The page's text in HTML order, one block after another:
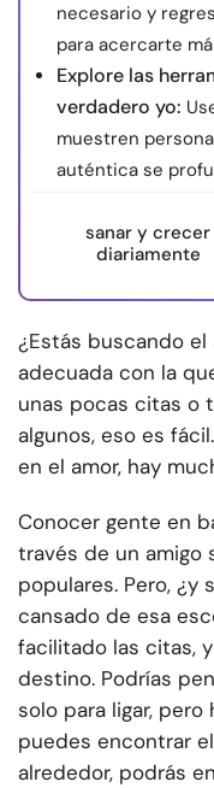
necesario y
para acercarte
Explore las
verdadero yo:
muestren
auténtica se
sanar y crecer
diariamente
¿Estás buscando el
adecuada con la
unas pocas citas o
algunos, eso es
en el amor, hay
Conocer gente en
través de un amigo
populares. Pero,
cansado de esa
facilitado las citas,
destino. Podrías
solo para ligar,
puedes encontrar
alrededor, podrás